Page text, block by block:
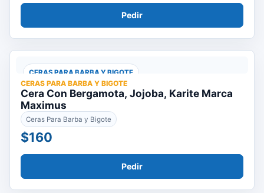
Pedir
CERAS PARA BARBA Y BIGOTE
CERAS PARA BARBA Y BIGOTE
Cera Con Bergamota, Jojoba, Karite Marca
Maximus
Ceras Para Barba y Bigote
$160
Pedir